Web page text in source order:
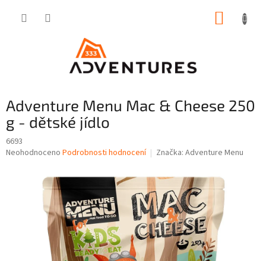
Adventure Menu Mac & Cheese 250
g - dětské jídlo
6693
Průměrné
Neohodnoceno Podrobnosti hodnocení Značka: Adventure Menu